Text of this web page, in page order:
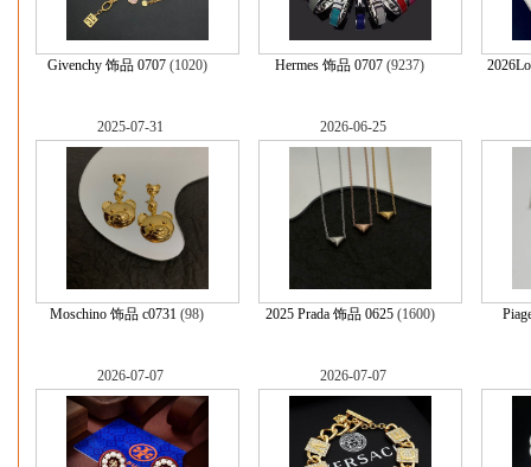
Givenchy 饰品 0707(1020) Hermes 饰品 0707 (9237)
2025-07-31
Moschino 饰品 c0731 (98)
2026-06-25
2025 Prada 饰品 0625(1600)
2026-07-07 2026-07-07